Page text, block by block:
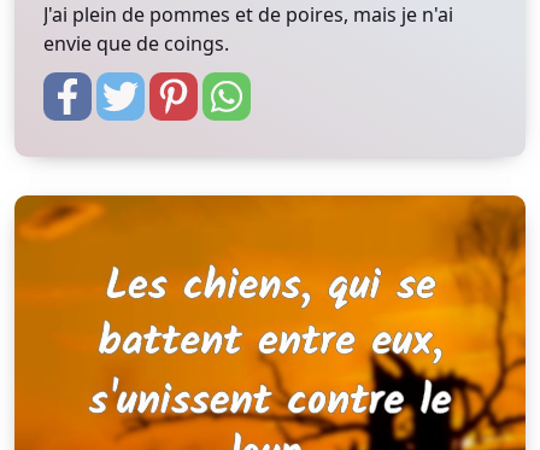
J'ai plein de pommes et de poires, mais je n'ai
envie que de coings.